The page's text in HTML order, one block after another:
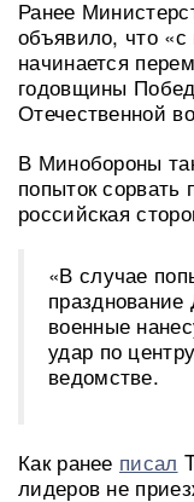
Ранее
объявило, что
начинается
годовщины
Отечественной
В Минобороны
попыток
российская
«В случае
военные
удар по
ведомстве.
Как ранее писал
лидеров не